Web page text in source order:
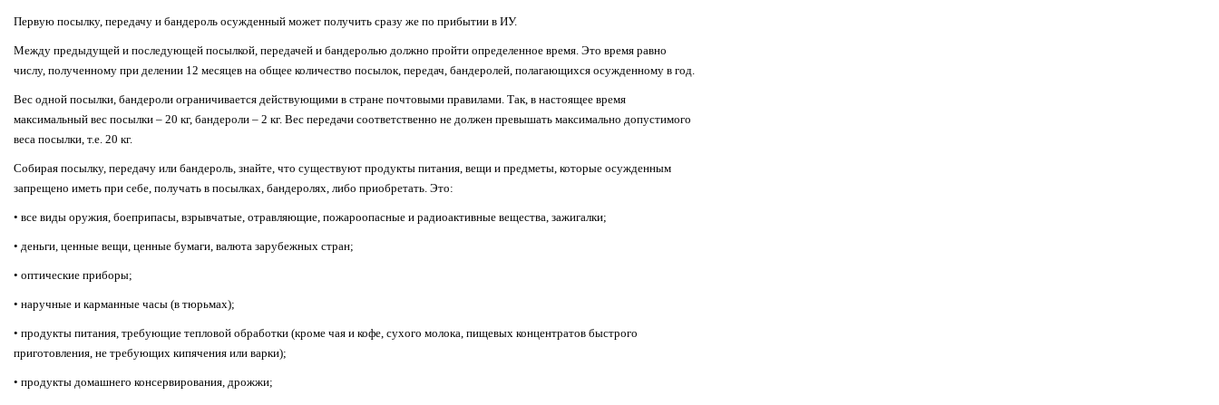
Первую посылку, передачу и бандероль осужденный может получить сразу же по прибытии в ИУ.
Между предыдущей и последующей посылкой, передачей и бандеролью должно пройти определенное время. Это время равно
числу, полученному при делении 12 месяцев на общее количество посылок, передач, бандеролей, полагающихся осужденному в год.
Вес одной посылки, бандероли ограничивается действующими в стране почтовыми правилами. Так, в настоящее время
максимальный вес посылки – 20 кг, бандероли – 2 кг. Вес передачи соответственно не должен превышать максимально допустимого
веса посылки, т.е. 20 кг.
Собирая посылку, передачу или бандероль, знайте, что существуют продукты питания, вещи и предметы, которые осужденным
запрещено иметь при себе, получать в посылках, бандеролях, либо приобретать. Это:
• все виды оружия, боеприпасы, взрывчатые, отравляющие, пожароопасные и радиоактивные вещества, зажигалки;
• деньги, ценные вещи, ценные бумаги, валюта зарубежных стран;
• оптические приборы;
• наручные и карманные часы (в тюрьмах);
• продукты питания, требующие тепловой обработки (кроме чая и кофе, сухого молока, пищевых концентратов быстрого
приготовления, не требующих кипячения или варки);
• продукты домашнего консервирования, дрожжи;